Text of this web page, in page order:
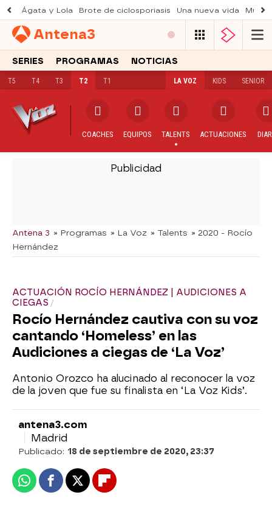
Ágata y Lola Brote de ciclosporiasis Una nueva vida
Antena3
SERIES PROGRAMAS NOTICIAS
T5 T4 T3 T2 T1 SENIOR
KIDS
LA VOZ
COACHES EQUIPOS TALENTS ACTUACIONES
-
Antena 3 » Programas » La Voz » Talents » 2020 - Rocío
Hernández
ACTUACIÓN ROCÍO HERNÁNDEZ | AUDICIONES A
CIEGAS
Rocío Hernández cautiva con su voz
cantando ‘Homeless’ en las
Audiciones a ciegas de ‘La Voz’
Antonio Orozco ha alucinado al reconocer la voz
de la joven que fue su finalista en ‘La Voz Kids’.
antena3.com
Madrid
Publicado: 18 de septiembre de 2020, 23:37
WhatsappFacebook
X Flipboard